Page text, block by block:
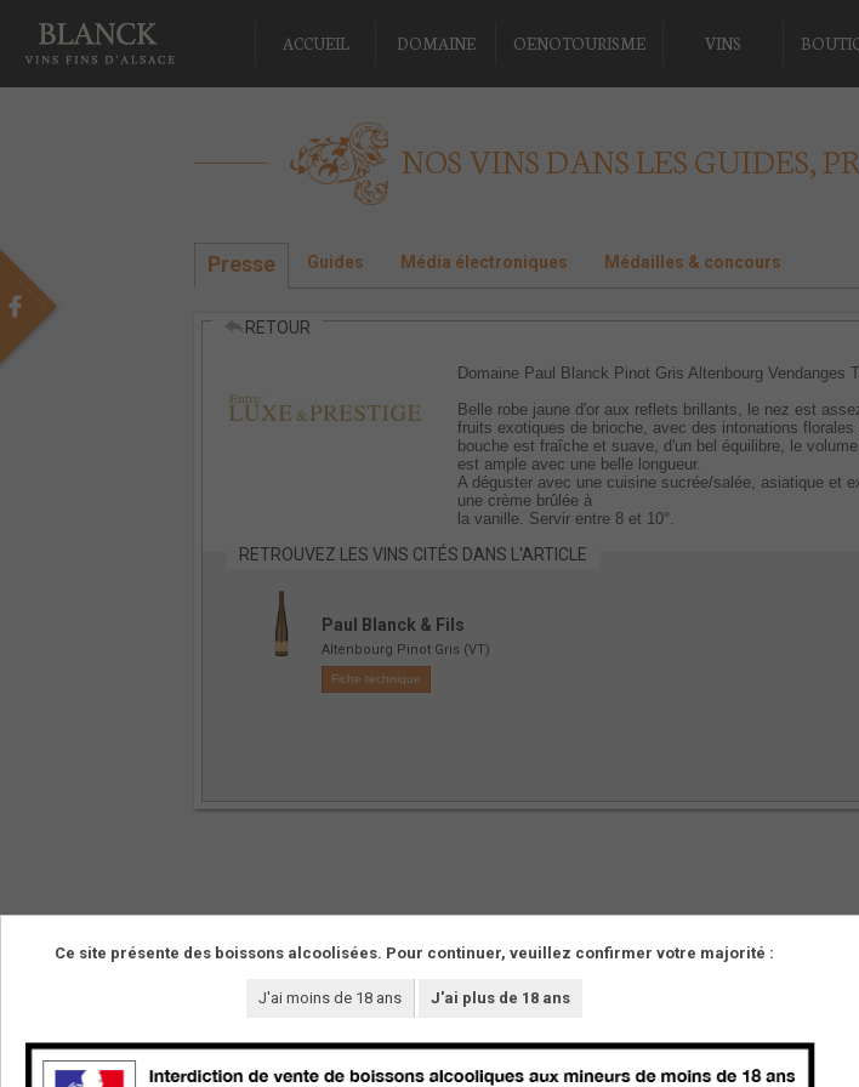
ACCUEIL DOMAINE OENOTOURISME VINS
NOS VINS DANS LES GUIDES,
Presse Guides Média électroniques Médailles & concours
RETOUR
Domaine Paul Blanck Pinot Gris Altenbourg Vendanges
Belle robe jaune d'or aux reflets brillants, le nez est
fruits exotiques de brioche, avec des intonations
bouche est fraîche et suave, d'un bel équilibre, le volume
est ample avec une belle longueur.
A déguster avec une cuisine sucrée/salée, asiatique et
une crème brûlée à
la vanille. Servir entre 8 et 10°.
RETROUVEZ LES VINS CITÉS DANS L'ARTICLE
Paul Blanck & Fils
Altenbourg Pinot Gris (VT)
Fiche technique
NOS VINS
Vins de cépages
Vins de pierre
LE DOMAINE
Les vignerons
Les terroirs
Le domaine
Presse
Innovations
Ce site présente des boissons alcoolisées. Pour continuer, veuillez confirmer votre majorité :
J'ai moins de 18 ans J'ai plus de 18 ans